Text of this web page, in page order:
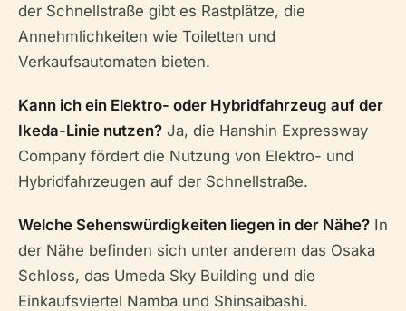
der Schnellstraße gibt es Rastplätze, die
Annehmlichkeiten wie Toiletten und
Verkaufsautomaten bieten.
Kann ich ein Elektro- oder Hybridfahrzeug auf der
Ikeda-Linie nutzen? Ja, die Hanshin Expressway
Company fördert die Nutzung von Elektro- und
Hybridfahrzeugen auf der Schnellstraße.
Welche Sehenswürdigkeiten liegen in der Nähe? In
der Nähe befinden sich unter anderem das Osaka
Schloss, das Umeda Sky Building und die
Einkaufsviertel Namba und Shinsaibashi.